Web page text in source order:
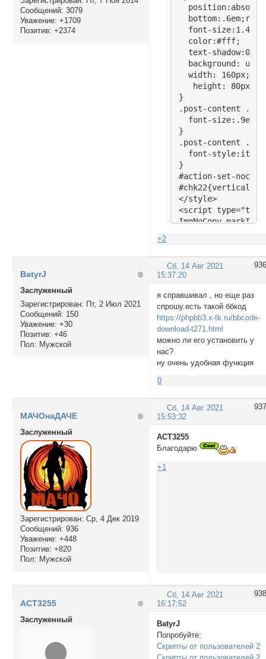
Сообщений: 3079
Уважение: +1709
Позитив: +2374
  font-size:1.4em;
  color:#fff;
text-shadow:0 0
background:
  width: 160px;
   height: 80px;
}
.post-content
  font-size:.9em;
}
.post-content
font-
}
#action-set-
#chk22{vertical-
</style>
<script
<script
+2
936
Сб, 14 Авг 2021
15:37:20
BatyrJ
Заслуженный
Зарегистрирован: Пт, 2 Июл 2021
Сообщений: 150
Уважение: +30
Позитив: +46
Пол: Мужской
я справшивал , но еще раз
спрошу.есть такой ббкод
https://phpbb3.x-tk.ru/bbcode-
download-t271.html
можно ли его установить у
нас?
ну очень удобная функция
0
937
Сб, 14 Авг 2021
15:53:32
МАЧОнаДАЧЕ
Заслуженный
Зарегистрирован: Ср, 4 Дек 2019
Сообщений: 936
Уважение: +448
Позитив: +820
Пол: Мужской
ACT3255
Благодарю
+1
938
Сб, 14 Авг 2021
16:17:52
ACT3255
Заслуженный
BatyrJ
Попробуйте:
Скрипты от пользователей 2